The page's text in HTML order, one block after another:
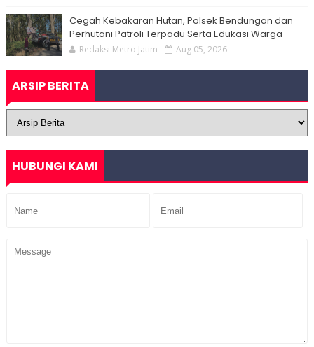
Cegah Kebakaran Hutan, Polsek Bendungan dan
Perhutani Patroli Terpadu Serta Edukasi Warga
Redaksi Metro Jatim Aug 05, 2026
ARSIP BERITA
HUBUNGI KAMI